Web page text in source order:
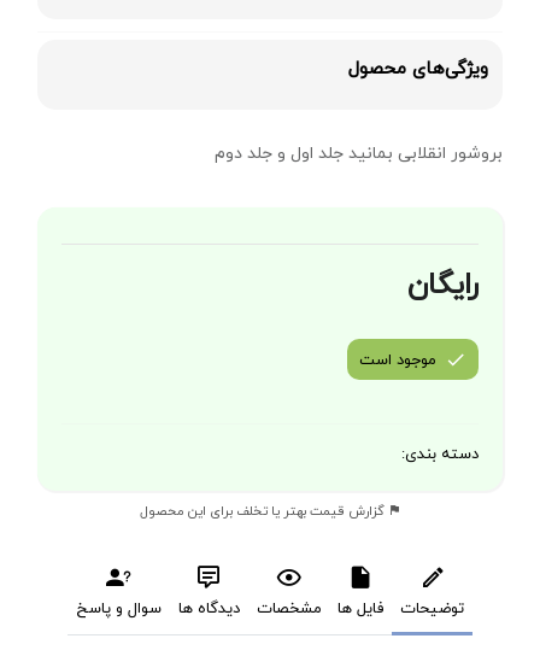
ویژگی‌های محصول
بروشور انقلابی بمانید جلد اول و جلد دوم
رایگان
موجود است
دسته بندی:
گزارش قیمت بهتر یا تخلف برای این محصول
توضیحات فایل ها مشخصات دیدگاه ها سوال و پاسخ